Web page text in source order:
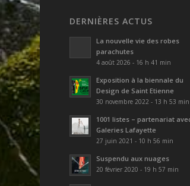
DERNIÈRES ACTUS
La nouvelle vie des robes
parachutes
4 août 2026 - 16 h 41 min
Exposition à la biennale du
Design de Saint Etienne
30 novembre 2022 - 13 h 53 min
1001 listes – partenariat
Galeries Lafayette
27 juin 2021 - 10 h 56 min
Suspendu aux nuages
20 février 2020 - 19 h 57 min